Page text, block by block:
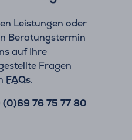
Leistungen oder
Beratungstermin
auf Ihre
Fragen
FAQs.
(0)69 76 75 77 80